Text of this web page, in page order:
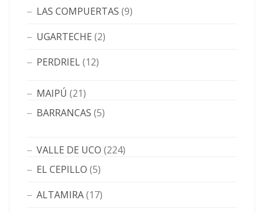
LAS COMPUERTAS (9)
UGARTECHE (2)
PERDRIEL(12)
MAIPÚ (21)
BARRANCAS (5)
VALLE DE UCO (224)
EL CEPILLO (5)
ALTAMIRA(17)